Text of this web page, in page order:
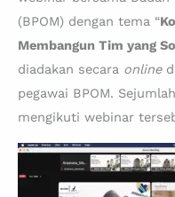
(BPOM) dengan tema “
Membangun Tim yang
diadakan secara online
pegawai BPOM.
mengikuti webinar